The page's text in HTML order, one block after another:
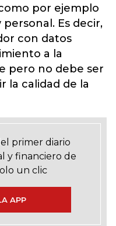
por ejemplo
Es decir,
con datos
a la
pero no debe ser
la calidad de la
primer diario
y financiero de
un clic
APP